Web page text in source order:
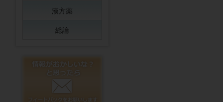
漢方薬
総論